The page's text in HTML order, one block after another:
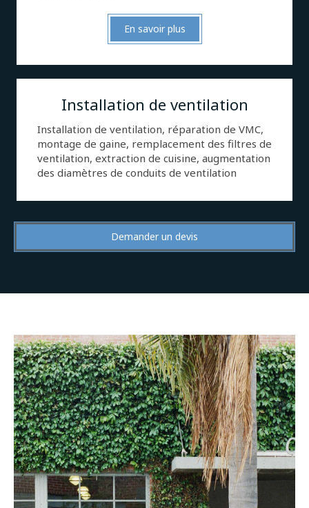
En savoir plus
Installation de ventilation
Installation de ventilation, réparation de VMC,
montage de gaine, remplacement des filtres de
ventilation, extraction de cuisine, augmentation
des diamètres de conduits de ventilation
Demander un devis